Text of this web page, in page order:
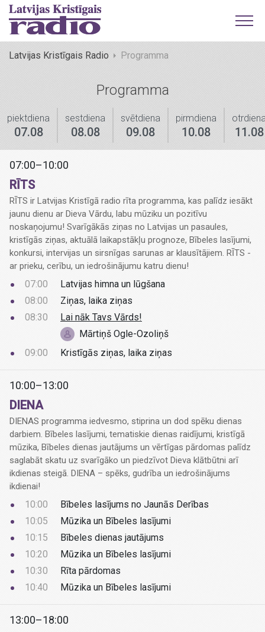
Latvijas Kristīgais Radio Programma
Programma
piektdiena
07.08
sestdiena
08.08
svētdiena
09.08
pirmdiena
10.08 11.08
07:00–10:00
RĪTS
RĪTS ir Latvijas Kristīgā radio rīta programma, kas palīdz iesākt
jaunu dienu ar Dieva Vārdu, labu mūziku un pozitīvu
noskaņojumu! Svarīgākās ziņas no Latvijas un pasaules,
kristīgās ziņas, aktuālā laikapstākļu prognoze, Bībeles lasījumi,
konkursi, intervijas un sirsnīgas sarunas ar klausītājiem. RĪTS -
ar prieku, cerību, un iedrošinājumu katru dienu!
07:00
Latvijas himna un lūgšana
08:00
Ziņas, laika ziņas
08:30
Lai nāk Tavs Vārds!
Mārtiņš Ogle-Ozoliņš
09:00
Kristīgās ziņas, laika ziņas
10:00–13:00
DIENA
DIENAS programma iedvesmo, stiprina un dod spēku dienas
darbiem. Bībeles lasījumi, tematiskie dienas raidījumi, kristīgā
mūzika, Bībeles dienas jautājums un vērtīgas pārdomas palīdz
saglabāt skatu uz svarīgāko un piedzīvot Dieva klātbūtni arī
ikdienas steigā. DIENA – spēks, gudrība un iedrošinājums
ikdienai!
10:00
Bībeles lasījums no Jaunās Derības
10:05
Mūzika un Bībeles lasījumi
10:15
Bībeles dienas jautājums
10:20
Mūzika un Bībeles lasījumi
10:30
Rīta pārdomas
10:40
Mūzika un Bībeles lasījumi
13:00–18:00